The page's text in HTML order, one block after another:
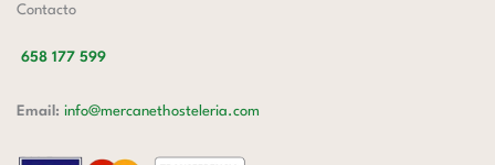
Contacto
658 177 599
Email: info@mercanethosteleria.com